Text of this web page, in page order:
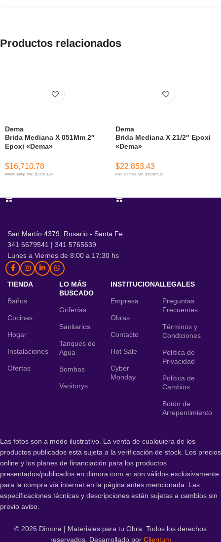
Productos relacionados
Brida Mediana X 051Mm 2″
Epoxi «Dema»
Dema
$16,710.78
Precio s/imp. nac. $13.810,56
Brida Mediana X 21/2″ Epoxi
«Dema»
Dema
$22,853.43
Precio s/imp. nac. $18.887,13
San Martín 4379, Rosario - Santa Fe
341 6679541 | 341 5765639
Lunes a Viernes de 8:00 a 17:30 hs
TIENDA
Baños
Cocinas
Hogar
Instalaciones
Ofertas
LO MÁS
BUSCADO
Griferías
Sanitarios
Tanques de
Agua
Bombas
Vanitorys
INSTITUCIONAL
Empresa
Obras
Contacto
Hot Sale
Cyber
Monday
LEGALES
Preguntas
Frecuentes
Términos y
Condiciones
Política de
Privacidad
Política de
Cambios
Botón de
Arrepentimiento
Las fotos son a modo ilustrativo. La venta de cualquiera de los
productos publicados está sujeta a la verificación de stock. Los precios
online y los planes de financiación para los productos
presentados/publicados en dimora.com.ar son válidos exclusivamente
para la compra vía internet en la página antes mencionada. Las
especificaciones técnicas y descripciones están sujetas a cambios sin
previo aviso.
© 2026 Dimora | Materiales para tu Obra. Todos los derechos
reservados. Desarrollado por Clientum